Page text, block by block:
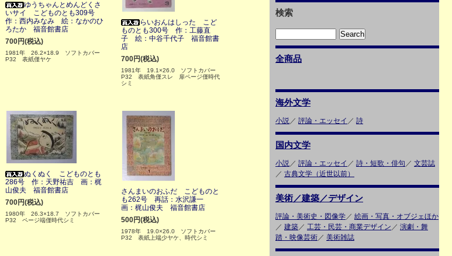
ゆうちゃんとめんどくさ
いサイ こどものとも309号
作：西内みなみ 絵：なかのひ
ろたか 福音館書店
700円(税込)
1981年 26.2×18.9 ソフトカバー
P32 表紙僅ヤケ
らいおんはしった こど
ものとも300号 作：工藤直
子 絵：中谷千代子 福音館書
店
700円(税込)
1981年 19.1×26.0 ソフトカバー
P32 表紙角僅スレ 扉ページ僅時代
シミ
ぬくぬく こどものとも
286号 作：天野祐吉 画：梶
山俊夫 福音館書店
700円(税込)
1980年 26.3×18.7 ソフトカバー
P32 ページ端僅時代シミ
さんまいのおふだ こどものと
も262号 再話：水沢謙一
画：梶山俊夫 福音館書店
500円(税込)
1978年 19.0×26.0 ソフトカバー
P32 表紙上端少ヤケ、時代シミ
検索
全商品
海外文学
小説／ 評論・エッセイ ／ 詩
国内文学
小説／ 評論・エッセイ ／ 詩・短歌・俳句 ／ 文芸誌
／ 古典文学（近世以前）
美術／建築／デザイン
評論・美術史・図像学／ 絵画・写真・オブジェほか
／ 建築／ 工芸・民芸・商業デザイン ／ 演劇・舞
踏・映像芸術／ 美術雑誌